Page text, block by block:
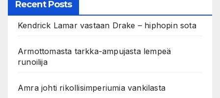
Recent Posts
Kendrick Lamar vastaan Drake – hiphopin sota
Armottomasta tarkka-ampujasta lempeä
runoilija
Amra johti rikollisimperiumia vankilasta